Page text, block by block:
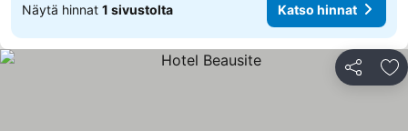
Näytä hinnat 1 sivustolta Katso hinnat
Jaa